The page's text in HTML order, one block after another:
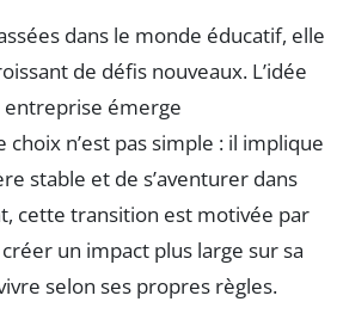
dans le monde éducatif, elle
de défis nouveaux. L’idée
émerge
n’est pas simple : il implique
stable et de s’aventurer dans
cette transition est motivée par
un impact plus large sur sa
selon ses propres règles.